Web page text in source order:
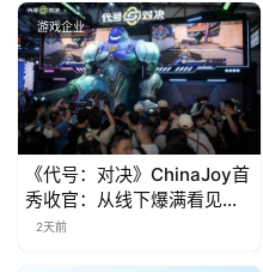
国
)
游戏企业
《代号：对决》ChinaJoy首
秀收官：从线下爆满看见玩
家的真实期待
2天前